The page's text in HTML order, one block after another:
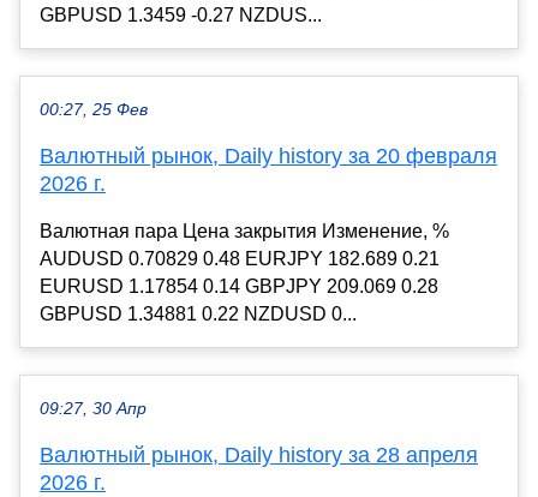
GBPUSD 1.3459 -0.27 NZDUS...
00:27, 25 Фев
Валютный рынок, Daily history за 20 февраля
2026 г.
Валютная пара Цена закрытия Изменение, %
AUDUSD 0.70829 0.48 EURJPY 182.689 0.21
EURUSD 1.17854 0.14 GBPJPY 209.069 0.28
GBPUSD 1.34881 0.22 NZDUSD 0...
09:27, 30 Апр
Валютный рынок, Daily history за 28 апреля
2026 г.